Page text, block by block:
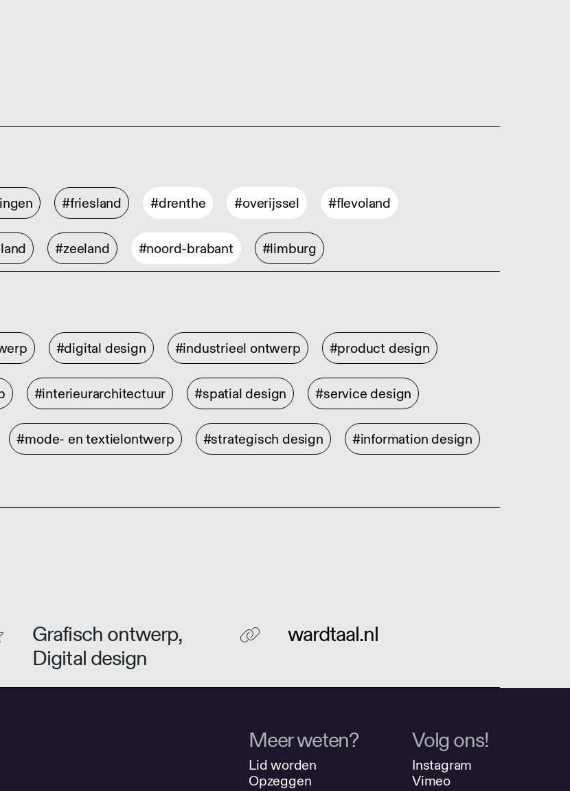
#friesland #drenthe #overijssel #flevoland
#zeeland #noord-brabant #limburg
#digital design #industrieel ontwerp #product design
#interieurarchitectuur #spatial design #service design
#mode- en textielontwerp #strategisch design #information design
Grafisch ontwerp,
Digital design
wardtaal.nl
Meer weten?
Lid worden
Opzeggen
Volg ons!
Instagram
Vimeo